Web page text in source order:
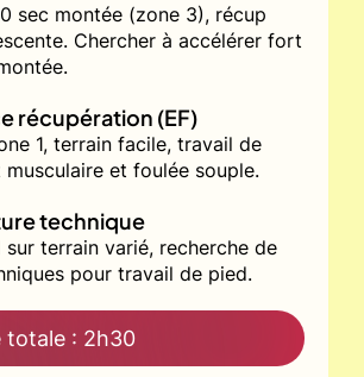
sec montée (zone 3), récup
Chercher à accélérer fort
récupération (EF)
1, terrain facile, travail de
musculaire et foulée souple.
technique
sur terrain varié, recherche de
pour travail de pied.
: 2h30